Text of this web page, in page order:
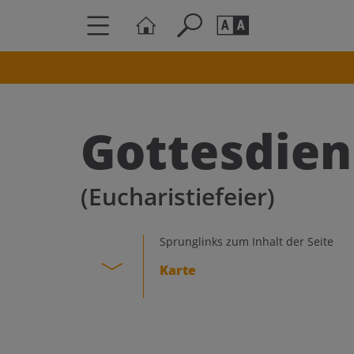
A A
(Eucharistiefeier)
Sprunglinks zum Inhalt der Seite
Karte